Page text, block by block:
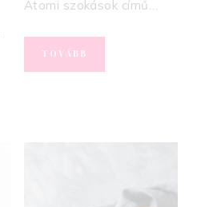
Atomi szokások című…
TOVÁBB